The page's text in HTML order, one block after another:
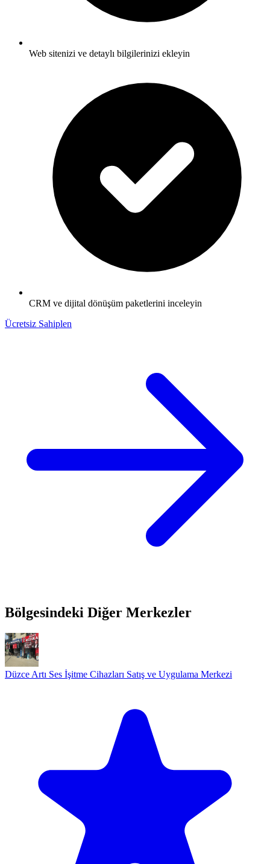
Web sitenizi ve detaylı bilgilerinizi ekleyin
CRM ve dijital dönüşüm paketlerini inceleyin
Ücretsiz Sahiplen
Bölgesindeki Diğer Merkezler
Düzce Artı Ses İşitme Cihazları Satış ve Uygulama Merkezi